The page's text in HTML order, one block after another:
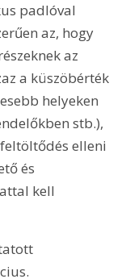
padlóval
az, hogy
az
a küszöbérték
helyeken
stb.),
elleni
és
kell